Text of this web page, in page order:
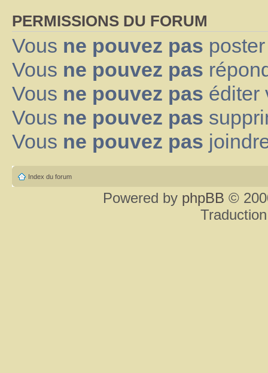
PERMISSIONS DU FORUM
Vous ne pouvez pas
Vous ne pouvez pas
Vous ne pouvez pas éditer
Vous ne pouvez pas
Vous ne pouvez pas
Index du forum
Powered by phpBB ©